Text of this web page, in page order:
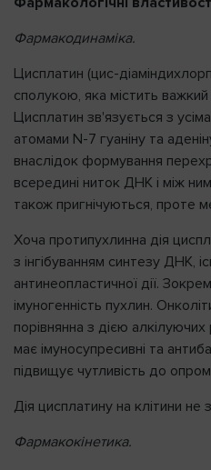
Фармакодинаміка.
Цисплатин (цис-
сполукою, яка містить
Цисплатин зв'язується з
атомами N-7 гуаніну та
внаслідок формування
всередині ниток ДНК і між
також пригнічуються, проте
Хоча протипухлинна дія
з інгібуванням синтезу ДНК,
антинеопластичної дії.
імуногенність пухлин.
порівнянна з дією
має імуносупресивні та
підвищує чутливість до
Дія цисплатину на клітини
Фармакокінетика.